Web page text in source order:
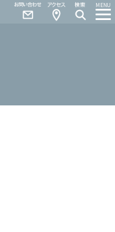
MENU
Access
Contact